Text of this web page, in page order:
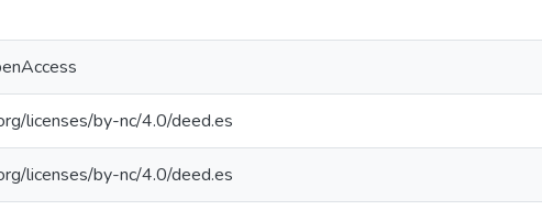
licenses/by-nc/4.0/deed.es
licenses/by-nc/4.0/deed.es